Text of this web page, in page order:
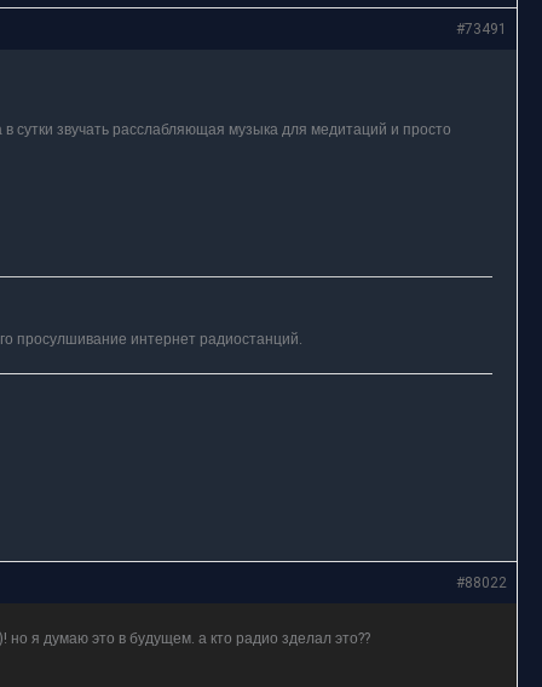
#73491
звучать расслабляющая музыка для медитаций и просто
просулшивание интернет радиостанций.
#88022
я думаю это в будущем. а кто радио зделал это??